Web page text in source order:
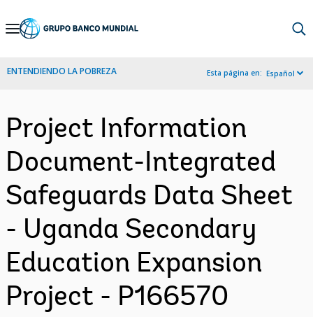
Skip
Navigation
ENTENDIENDO LA POBREZA Esta página en: Español
Project Information
Document-Integrated
Safeguards Data Sheet
- Uganda Secondary
Education Expansion
Project - P166570